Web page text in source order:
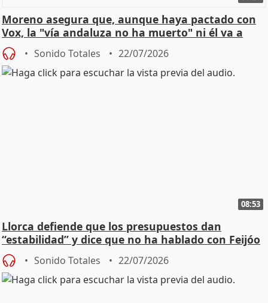
Moreno asegura que, aunque haya pactado con
Vox, la "vía andaluza no ha muerto" ni él va a
"cambiar"
Sonido Totales 22/07/2026
08:53
Llorca defiende que los presupuestos dan
“estabilidad” y dice que no ha hablado con Feijóo
Sonido Totales 22/07/2026